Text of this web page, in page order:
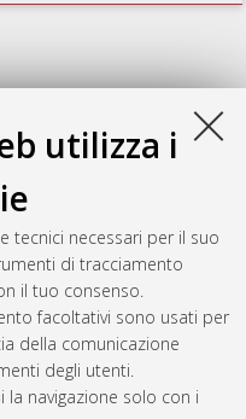
utilizza i
tecnici necessari per il suo
di tracciamento
il tuo consenso.
facoltativi sono usati per
della comunicazione
degli utenti.
navigazione solo con i
di packaging
di Bologna, Corso
DM270], Documento ad
Aug 7 04:49:17 2026 CEST